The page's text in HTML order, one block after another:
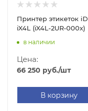
Принтер этикеток
iX4L (iX4L-2UR-000x)
в наличии
Цена:
66 250 руб./шт
В корзину